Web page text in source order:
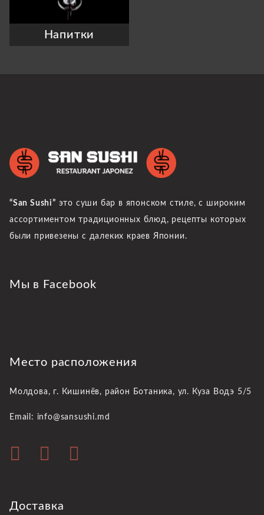
Напитки
“San Sushi” это суши бар в японском стиле, с широким
ассортиментом традиционных блюд, рецепты которых
были привезены с далеких краев Японии.
Мы в Facebook
Место расположения
Молдова, г. Кишинёв, район Ботаника, ул. Куза Водэ 5/5
Email: info@sansushi.md
Доставка